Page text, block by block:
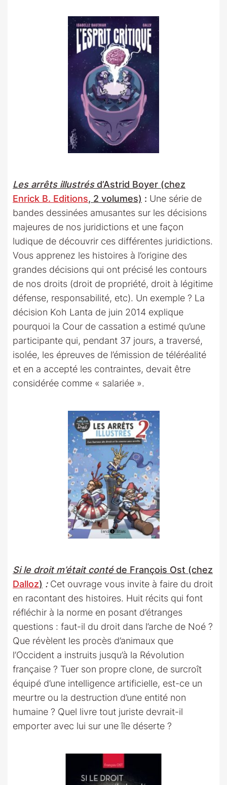
Les arrêts illustrésd’Astrid Boyer (chez
Enrick B. Editions, 2 volumes) : Une série de
bandes dessinées amusantes sur les décisions
majeures de nos juridictions et une façon
ludique de découvrir ces différentes juridictions.
Vous apprenez les histoires à l’origine des
grandes décisions qui ont précisé les contours
de nos droits (droit de propriété, droit à légitime
défense, responsabilité, etc). Un exemple ? La
décision Koh Lanta de juin 2014 explique
pourquoi la Cour de cassation a estimé qu’une
participante qui, pendant 37 jours, a traversé,
isolée, les épreuves de l’émission de téléréalité
et en a accepté les contraintes, devait être
considérée comme « salariée ».
Si le droit m’était conté de François Ost (chez
Dalloz) :Cet ouvrage vous invite à faire du droit
en racontant des histoires. Huit récits qui font
réfléchir à la norme en posant d’étranges
questions : faut-il du droit dans l’arche de Noé ?
Que révèlent les procès d’animaux que
l’Occident a instruits jusqu’à la Révolution
française ? Tuer son propre clone, de surcroît
équipé d’une intelligence artificielle, est-ce un
meurtre ou la destruction d’une entité non
humaine ? Quel livre tout juriste devrait-il
emporter avec lui sur une île déserte ?